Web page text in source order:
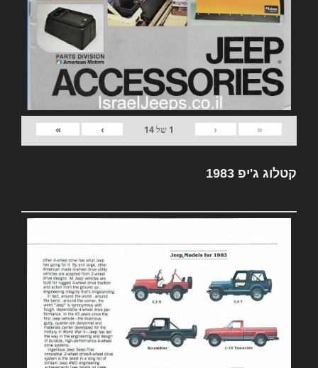
«
‹
1 של14
›
»
קטלוג ג'יפ 1983